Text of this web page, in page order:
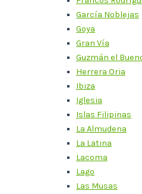
García Noblejas
Goya
Gran Vía
Guzmán el
Herrera Oria
Ibiza
Iglesia
Islas Filipinas
La Almudena
La Latina
Lacoma
Lago
Las Musas